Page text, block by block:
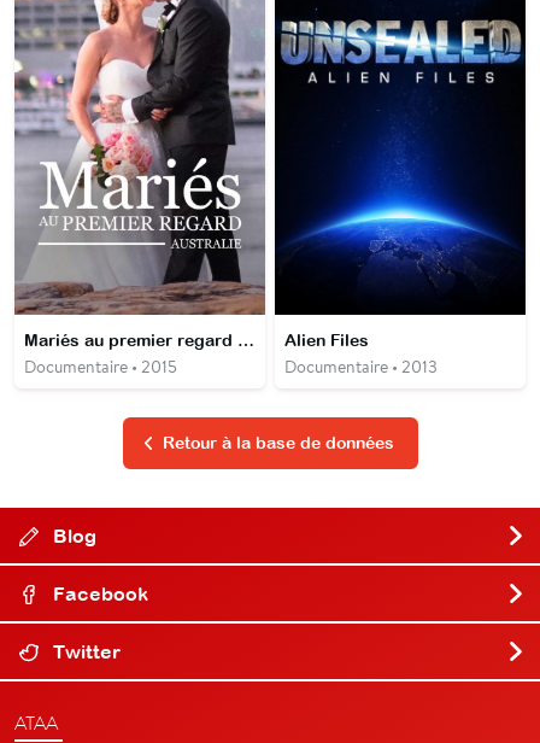
Mariés au premier regard Australie
Documentaire • 2015
Alien Files
Documentaire • 2013
Retour à la base de données
Blog
Facebook
Twitter
ATAA